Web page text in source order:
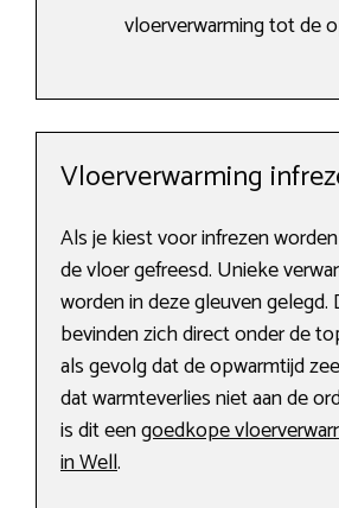
vloerverwarming tot de
Vloerverwarming
Als je kiest voor infrezen
de vloer gefreesd. Unieke
worden in deze gleuven gelegd.
bevinden zich direct onder de
als gevolg dat de opwarmtijd
dat warmteverlies niet aan de
is dit eengoedkope
in Well.